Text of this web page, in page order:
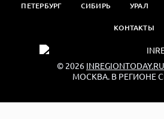
ПЕТЕРБУРГ СИБИРЬ УРАЛ
КОНТАКТЫ
© 2026 INREGIONTODAY.RU
МОСКВА. В РЕГИОНЕ